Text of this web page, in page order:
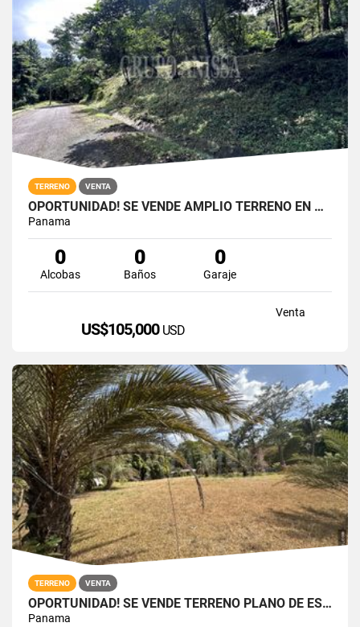
TERRENO VENTA
OPORTUNIDAD! SE VENDE AMPLIO TERRENO EN ALTOS DEL MARIA
Panama
0
Alcobas
0
Baños
0
Garaje
Venta
US$105,000 USD
TERRENO VENTA
OPORTUNIDAD! SE VENDE TERRENO PLANO DE ESQUINA EN NUEVA GORGONA
Panama